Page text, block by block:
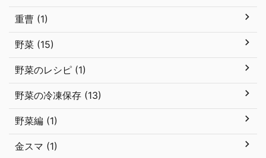
重曹 (1)
野菜 (15)
野菜のレシピ (1)
野菜の冷凍保存 (13)
野菜編 (1)
金スマ (1)